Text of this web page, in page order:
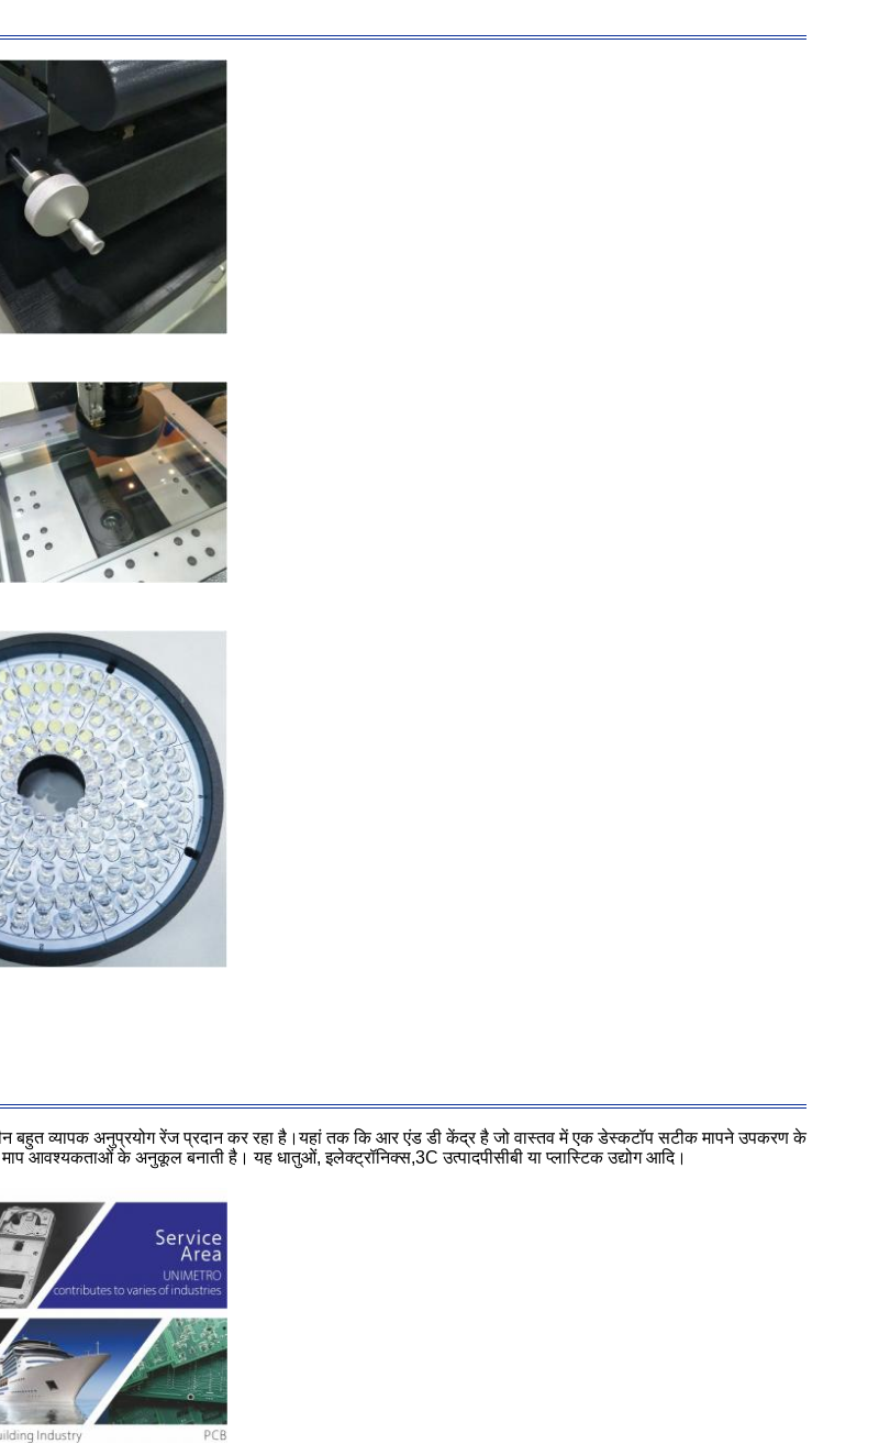
बहुत व्यापक अनुप्रयोग रेंज प्रदान कर रहा है।यहां तक कि आर एंड डी केंद्र है जो वास्तव में एक डेस्कटॉप सटीक मापने उपकरण के
आवश्यकताओं के अनुकूल बनाती है। यह धातुओं, इलेक्ट्रॉनिक्स,3C उत्पादपीसीबी या प्लास्टिक उद्योग आदि।